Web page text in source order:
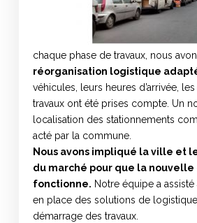
chaque phase de travaux, nous
réorganisation logistique
véhicules, leurs heures d’arrivée,
travaux ont été prises compte. Un
localisation des stationnements
acté par la commune.
Nous avons impliqué la ville et
du marché pour que la nouvelle
fonctionne. Notre équipe a
en place des solutions de
démarrage des travaux.